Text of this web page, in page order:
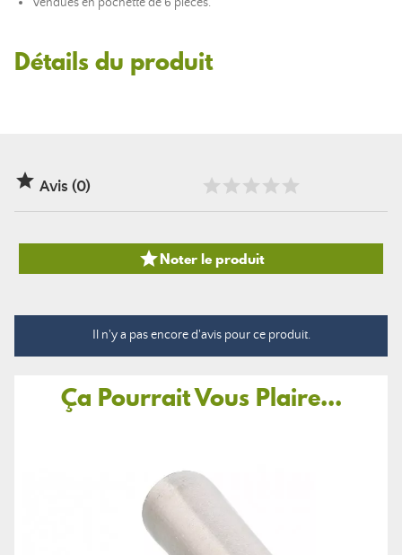
Détails du produit
 Avis (0)
Noter le produit
Il n'y a pas encore d'avis pour ce produit.
Ça Pourrait Vous Plaire...